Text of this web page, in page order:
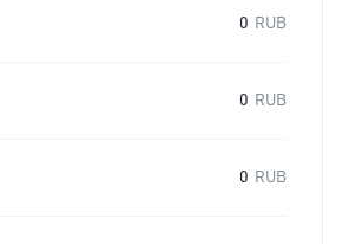
0 RUB
0 RUB
0 RUB